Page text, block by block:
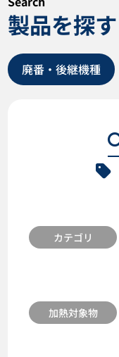
製品を探す
廃番・後継機種
カテゴリ
加熱対象物